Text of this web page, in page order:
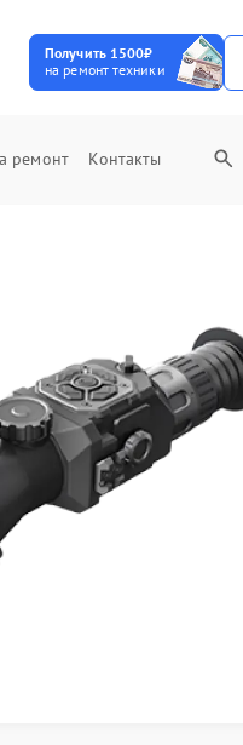
Получить 1500₽
на ремонт техники
ремонт Контакты